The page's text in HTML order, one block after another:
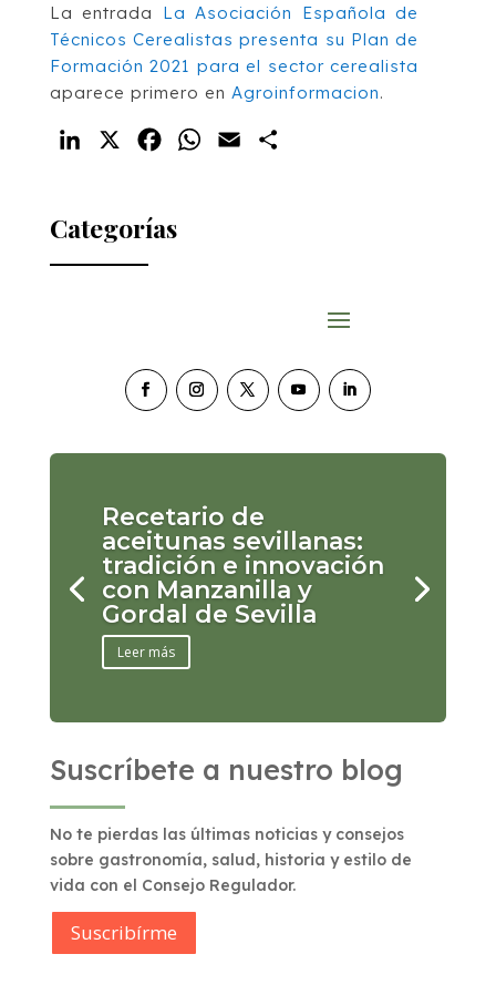
La entrada La Asociación Española de
Técnicos Cerealistas presenta su Plan de
Formación 2021 para el sector cerealista
aparece primero en Agroinformacion.
LinkedIn FacebookWhatsApp
Email
Categorías
Recetario de
aceitunas sevillanas:
tradición e innovación
con Manzanilla y
Gordal de Sevilla
Leer más
Suscríbete a nuestro blog
No te pierdas las últimas noticias y consejos
sobre gastronomía, salud, historia y estilo de
vida con el Consejo Regulador.
Suscribírme